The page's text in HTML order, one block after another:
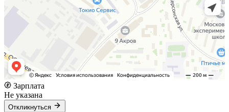
Зарплата
Не указана
Откликнуться